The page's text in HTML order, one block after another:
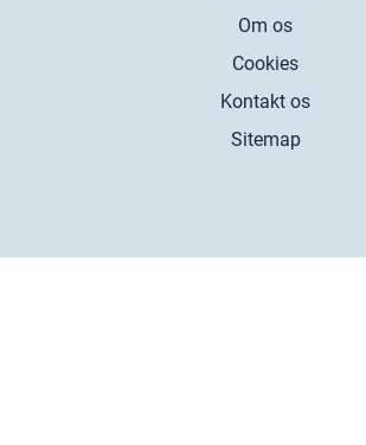
Om os
Cookies
Kontakt os
Sitemap